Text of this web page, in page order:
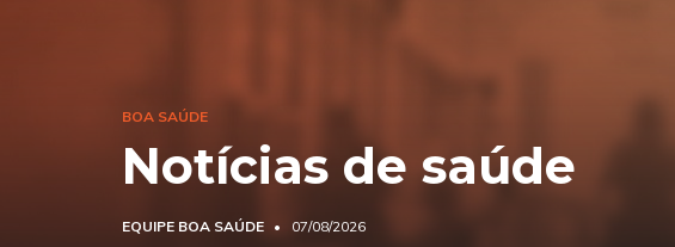
BOA SAÚDE
Notícias de saúde
EQUIPE BOA SAÚDE 07/08/2026